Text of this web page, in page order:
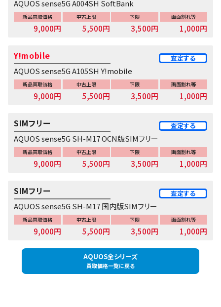
AQUOS sense5G A004SH SoftBank
新品買取価格
9,000円
中古上限
5,500円
下限
3,500円
画面割れ等
1,000円
AQUOS sense5G A105SH Y!mobile
Y!mobile 査定する
新品買取価格
9,000円
中古上限
5,500円
下限
3,500円
画面割れ等
1,000円
AQUOS sense5G SH-M17 OCN版SIMフリー
SIMフリー 査定する
新品買取価格
9,000円
中古上限
5,500円
下限
3,500円
画面割れ等
1,000円
AQUOS sense5G SH-M17 国内版SIMフリー
SIMフリー 査定する
新品買取価格
9,000円
中古上限
5,500円
下限
3,500円
画面割れ等
1,000円
AQUOS全シリーズ
買取価格一覧に戻る